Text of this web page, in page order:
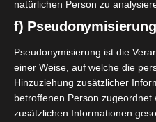
natürlichen Person zu
f) Pseudonymisierung
Pseudonymisierung ist die
einer Weise, auf welche die
Hinzuziehung zusätzlicher
betroffenen Person
zusätzlichen Informationen